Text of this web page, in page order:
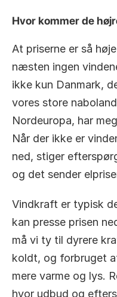
Hvor kommer de
At priserne er så
næsten ingen
ikke kun Danmark,
vores store
Nordeuropa, har
Når der ikke er
ned, stiger
og det sender
Vindkraft er typisk
kan presse prisen
må vi ty til dyrere
koldt, og forbruget
mere varme og lys.
hvor udbud og